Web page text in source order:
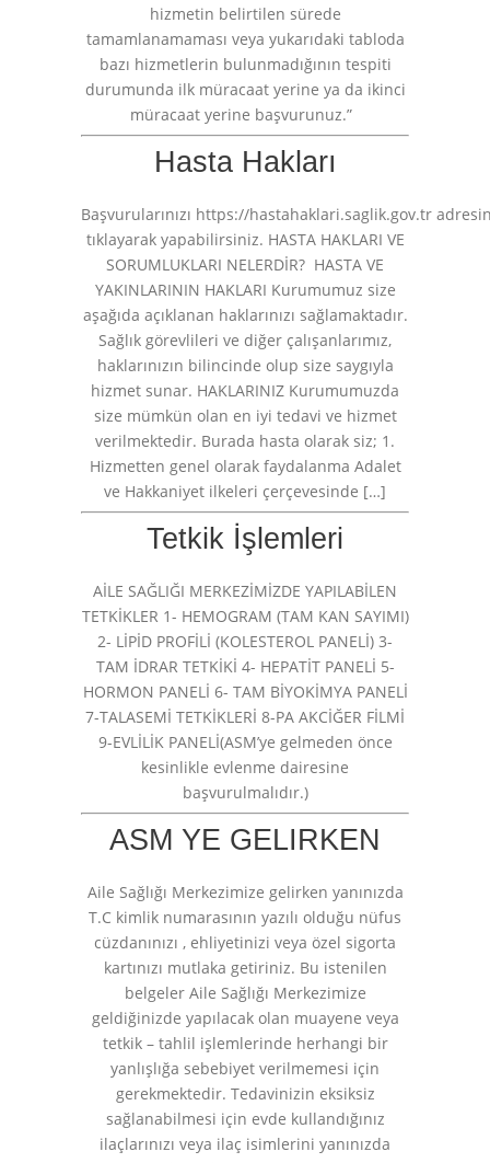
hizmetin belirtilen sürede
tamamlanamaması veya yukarıdaki tabloda
bazı hizmetlerin bulunmadığının tespiti
durumunda ilk müracaat yerine ya da ikinci
müracaat yerine başvurunuz.”
Hasta Hakları
Başvurularınızı https://hastahaklari.saglik.gov.tr
tıklayarak yapabilirsiniz. HASTA HAKLARI VE
SORUMLUKLARI NELERDİR? HASTA VE
YAKINLARININ HAKLARI Kurumumuz size
aşağıda açıklanan haklarınızı sağlamaktadır.
Sağlık görevlileri ve diğer çalışanlarımız,
haklarınızın bilincinde olup size saygıyla
hizmet sunar. HAKLARINIZ Kurumumuzda
size mümkün olan en iyi tedavi ve hizmet
verilmektedir. Burada hasta olarak siz; 1.
Hizmetten genel olarak faydalanma Adalet
ve Hakkaniyet ilkeleri çerçevesinde […]
Tetkik İşlemleri
AİLE SAĞLIĞI MERKEZİMİZDE YAPILABİLEN
TETKİKLER 1- HEMOGRAM (TAM KAN SAYIMI)
2- LİPİD PROFİLİ (KOLESTEROL PANELİ) 3-
TAM İDRAR TETKİKİ 4- HEPATİT PANELİ 5-
HORMON PANELİ 6- TAM BİYOKİMYA PANELİ
7-TALASEMİ TETKİKLERİ 8-PA AKCİĞER FİLMİ
9-EVLİLİK PANELİ(ASM’ye gelmeden önce
kesinlikle evlenme dairesine
başvurulmalıdır.)
ASM YE GELIRKEN
Aile Sağlığı Merkezimize gelirken yanınızda
T.C kimlik numarasının yazılı olduğu nüfus
cüzdanınızı , ehliyetinizi veya özel sigorta
kartınızı mutlaka getiriniz. Bu istenilen
belgeler Aile Sağlığı Merkezimize
geldiğinizde yapılacak olan muayene veya
tetkik – tahlil işlemlerinde herhangi bir
yanlışlığa sebebiyet verilmemesi için
gerekmektedir. Tedavinizin eksiksiz
sağlanabilmesi için evde kullandığınız
ilaçlarınızı veya ilaç isimlerini yanınızda